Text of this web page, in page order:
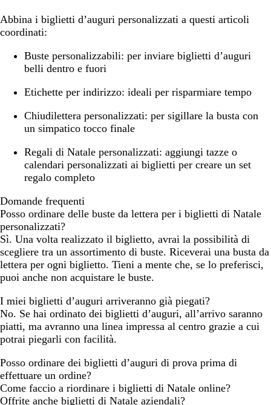
Abbina i biglietti d’auguri personalizzati a questi articoli
coordinati:
Buste personalizzabili: per inviare biglietti d’auguri
belli dentro e fuori
Etichette per indirizzo: ideali per risparmiare tempo
Chiudilettera personalizzati: per sigillare la busta con
un simpatico tocco finale
Regali di Natale personalizzati: aggiungi tazze o
calendari personalizzati ai biglietti per creare un set
regalo completo
Domande frequenti
Posso ordinare delle buste da lettera per i biglietti di Natale
personalizzati?
Sì. Una volta realizzato il biglietto, avrai la possibilità di
scegliere tra un assortimento di buste. Riceverai una busta da
lettera per ogni biglietto. Tieni a mente che, se lo preferisci,
puoi anche non acquistare le buste.
I miei biglietti d’auguri arriveranno già piegati?
No. Se hai ordinato dei biglietti d’auguri, all’arrivo saranno
piatti, ma avranno una linea impressa al centro grazie a cui
potrai piegarli con facilità.
Posso ordinare dei biglietti d’auguri di prova prima di
effettuare un ordine?
Come faccio a riordinare i biglietti di Natale online?
Offrite anche biglietti di Natale aziendali?